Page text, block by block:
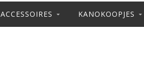
ACCESSOIRES KANOKOOPJES